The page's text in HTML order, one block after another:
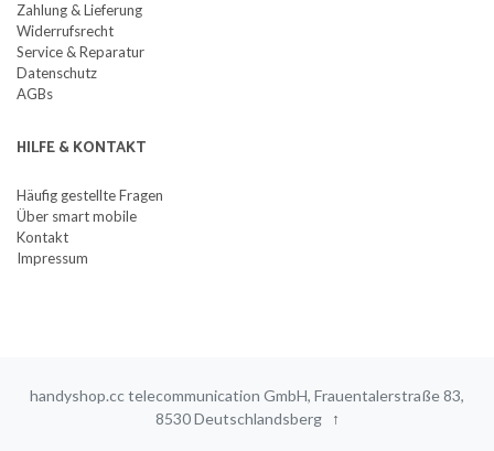
Zahlung & Lieferung
Widerrufsrecht
Service & Reparatur
Datenschutz
AGBs
HILFE & KONTAKT
Häufig gestellte Fragen
Über smart mobile
Kontakt
Impressum
handyshop.cc telecommunication GmbH, Frauentalerstraße 83,
8530 Deutschlandsberg
↑